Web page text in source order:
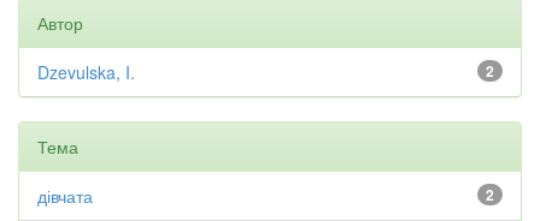
Автор
2
Dzevulska, I.
Тема
2
дівчата